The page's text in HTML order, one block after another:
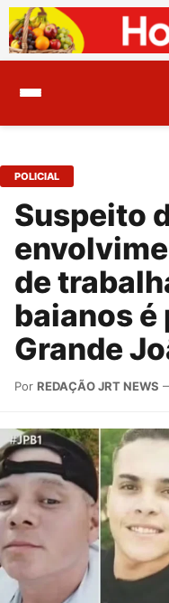
POLICIAL
Suspeito
de
baianos é
Grande
Por REDAÇÃO JRT NEWS